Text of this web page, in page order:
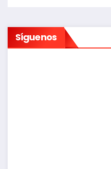
Síguenos